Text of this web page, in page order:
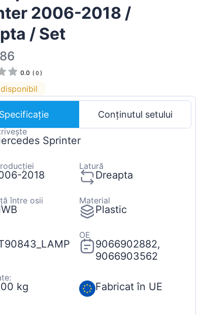
Magyar
Latvian
Slovenčina
2006-2018 /
/ Set
0.0 ( 0 )
Specificație Conținutul setului
Sprinter
2018
Latură
Dreapta
între osii Material
Plastic
OE
9066902882,
9066903562
kg Fabricat în UE